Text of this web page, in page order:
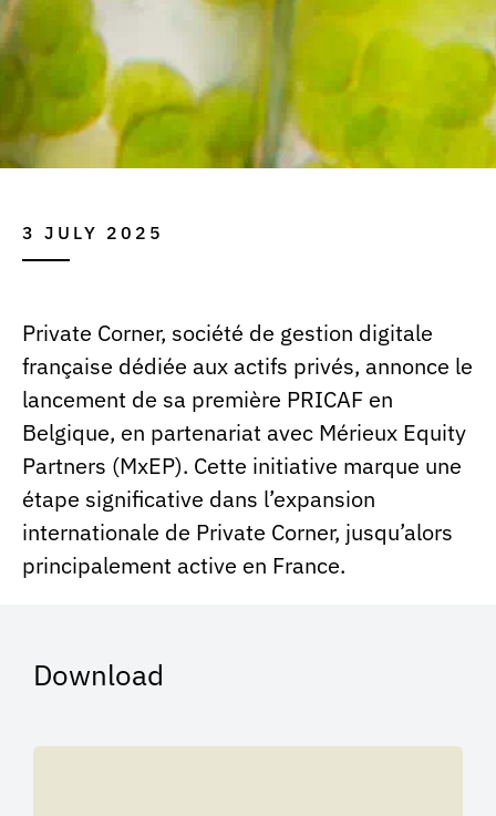
3 JULY 2025
Private Corner, société de gestion digitale
française dédiée aux actifs privés, annonce le
lancement de sa première PRICAF en
Belgique, en partenariat avec Mérieux Equity
Partners (MxEP). Cette initiative marque une
étape significative dans l’expansion
internationale de Private Corner, jusqu’alors
principalement active en France.
Download